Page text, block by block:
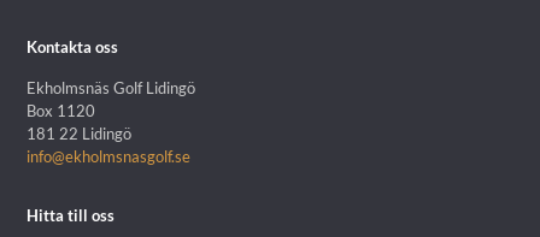
Kontakta oss
Ekholmsnäs Golf Lidingö
Box 1120
181 22 Lidingö
info@ekholmsnasgolf.se
Hitta till oss